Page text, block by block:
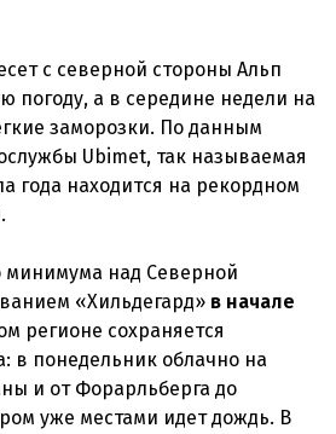
с северной стороны Альп
погоду, а в середине недели на
заморозки. По данным
Ubimet, так называемая
года находится на рекордном
над Северной
«Хильдегард» в начале
регионе сохраняется
в понедельник облачно на
и от Форарльберга до
уже местами идет дождь. В